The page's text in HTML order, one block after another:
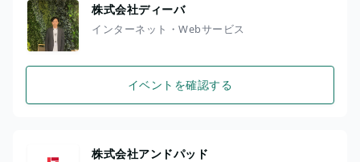
株式会社ディーバ
インターネット・Webサービス
イベントを確認する
株式会社アンドパッド